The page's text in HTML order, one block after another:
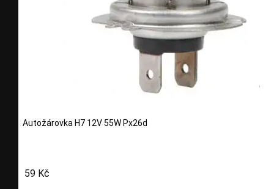
Autožárovka H7 12V 55W Px26d
59 Kč